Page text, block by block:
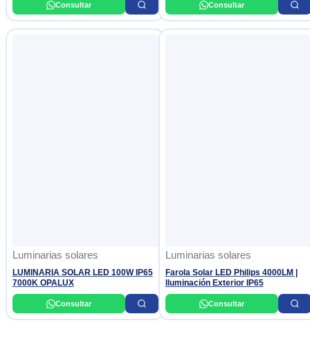
Consultar Consultar
Luminarias solares
LUMINARIA SOLAR LED 100W IP65
7000K OPALUX
Consultar
Luminarias solares
Farola Solar LED Philips 4000LM |
Iluminación Exterior IP65
Consultar